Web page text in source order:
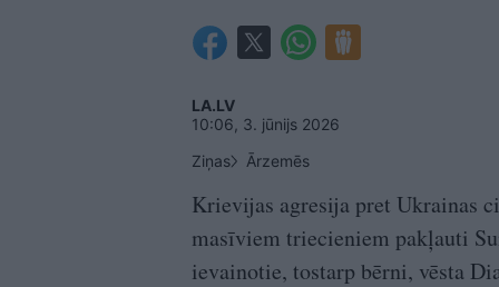
LA.LV
10:06, 3. jūnijs 2026
Ziņas
Ārzemēs
Krievijas agresija pret Ukrainas
masīviem triecieniem pakļauti
ievainotie, tostarp bērni, vēsta